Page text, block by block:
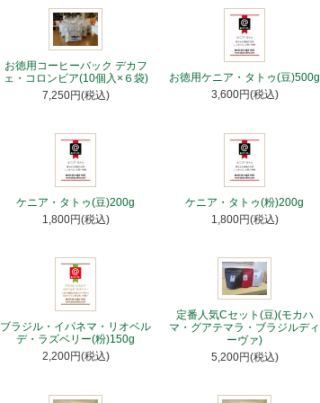
お徳用コーヒーバック デカフ
ェ・コロンビア(10個入×６袋)
7,250円(税込)
お徳用ケニア・タトゥ(豆)500g
3,600円(税込)
ケニア・タトゥ(豆)200g
1,800円(税込)
ケニア・タトゥ(粉)200g
1,800円(税込)
ブラジル・イパネマ・リオベル
デ・ラズベリー(粉)150g
2,200円(税込)
定番人気Cセット(豆)(モカハ
マ・グアテマラ・ブラジルディ
ーヴァ)
5,200円(税込)